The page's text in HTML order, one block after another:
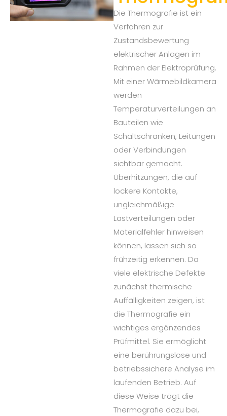
Die Thermografie ist ein
Verfahren zur
Zustandsbewertung
elektrischer Anlagen im
Rahmen der Elektroprüfung.
Mit einer Wärmebildkamera
werden
Temperaturverteilungen an
Bauteilen wie
Schaltschränken, Leitungen
oder Verbindungen
sichtbar gemacht.
Überhitzungen, die auf
lockere Kontakte,
ungleichmäßige
Lastverteilungen oder
Materialfehler hinweisen
können, lassen sich so
frühzeitig erkennen. Da
viele elektrische Defekte
zunächst thermische
Auffälligkeiten zeigen, ist
die Thermografie ein
wichtiges ergänzendes
Prüfmittel. Sie ermöglicht
eine berührungslose und
betriebssichere Analyse im
laufenden Betrieb. Auf
diese Weise trägt die
Thermografie dazu bei,